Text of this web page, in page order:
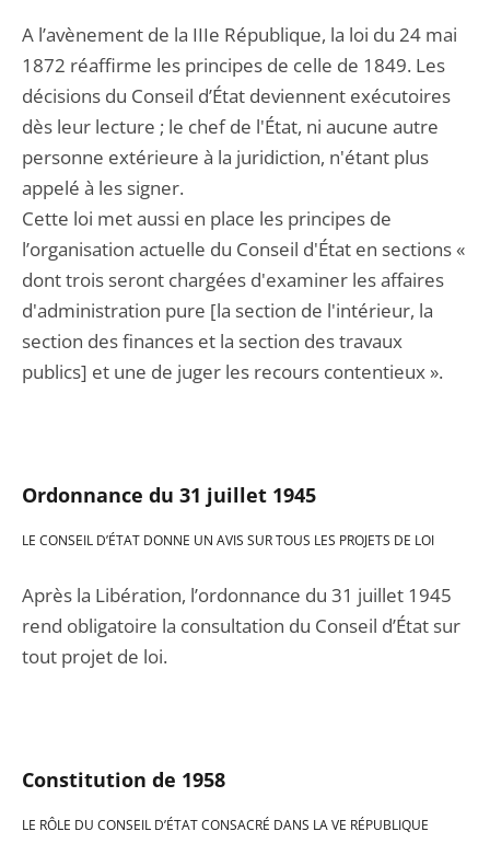
A l’avènement de la IIIe République, la loi du 24 mai
1872 réaffirme les principes de celle de 1849. Les
décisions du Conseil d’État deviennent exécutoires
dès leur lecture ; le chef de l'État, ni aucune autre
personne extérieure à la juridiction, n'étant plus
appelé à les signer.
Cette loi met aussi en place les principes de
l’organisation actuelle du Conseil d'État en sections «
dont trois seront chargées d'examiner les affaires
d'administration pure [la section de l'intérieur, la
section des finances et la section des travaux
publics] et une de juger les recours contentieux ».
Ordonnance du 31 juillet 1945
LE CONSEIL D’ÉTAT DONNE UN AVIS SUR TOUS LES PROJETS DE LOI
Après la Libération, l’ordonnance du 31 juillet 1945
rend obligatoire la consultation du Conseil d’État sur
tout projet de loi.
Constitution de 1958
LE RÔLE DU CONSEIL D’ÉTAT CONSACRÉ DANS LA VE RÉPUBLIQUE